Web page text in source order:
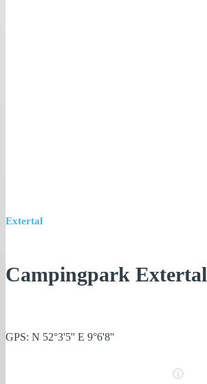
Extertal
Campingpark Extertal
GPS: N 52°3'5'' E 9°6'8''